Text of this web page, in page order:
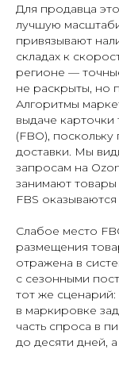
Для продавца
лучшую
привязывают
складах к
регионе —
не раскрыты, но
Алгоритмы
выдаче карточки
(FBO),
доставки. Мы
запросам на
занимают товары
FBS
Слабое место
размещения
отражена в
с сезонными
тот же
в маркировке
часть спроса в
до десяти дней,